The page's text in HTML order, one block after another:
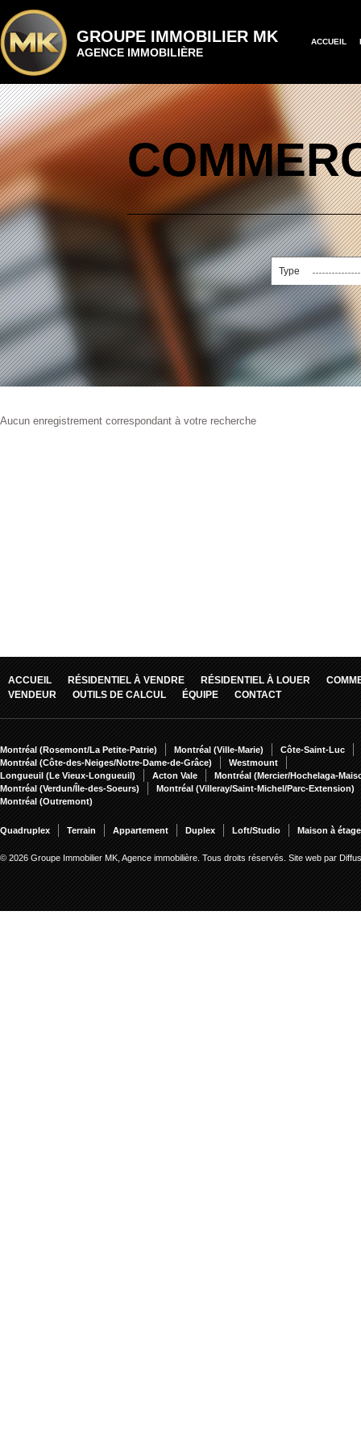
GROUPE IMMOBILIER MK
AGENCE IMMOBILIÈRE
ACCUEIL
Type
Aucun enregistrement correspondant à votre recherche
ACCUEIL RÉSIDENTIEL À VENDRE RÉSIDENTIEL À LOUER
VENDEUR
OUTILS DE CALCUL ÉQUIPE CONTACT
Montréal (Rosemont/La Petite-Patrie) Montréal (Ville-Marie)
Côte-Saint-Luc
Montréal (Côte-des-Neiges/Notre-Dame-de-Grâce)
Westmount
Longueuil (Le Vieux-Longueuil)
Acton Vale
Montréal (Mercier/Hochelaga-
Montréal (Verdun/Île-des-Soeurs)
Montréal (Villeray/Saint-Michel/Parc-Extension)
Montréal (Outremont)
Quadruplex Terrain Appartement Duplex Loft/Studio Maison à
© 2026 Groupe Immobilier MK, Agence immobilière. Tous droits réservés. Site web par